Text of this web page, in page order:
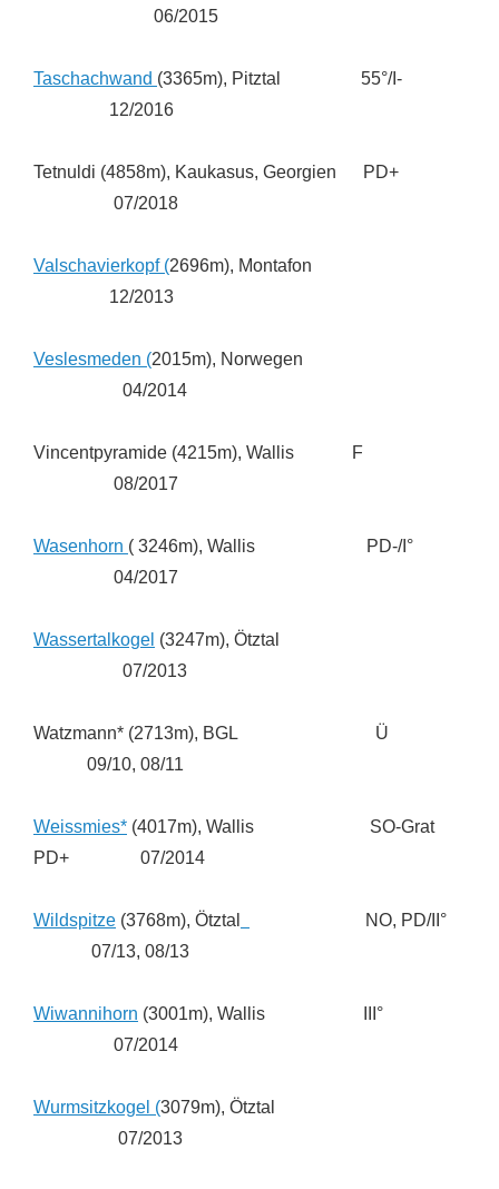
06/2015
Taschachwand (3365m), Pitztal 55°/I-
12/2016
Tetnuldi (4858m), Kaukasus, Georgien PD+
07/2018
Valschavierkopf (2696m), Montafon
12/2013
Veslesmeden (2015m), Norwegen
04/2014
Vincentpyramide (4215m), Wallis F
08/2017
Wasenhorn ( 3246m), Wallis PD-/I°
04/2017
Wassertalkogel (3247m), Ötztal
07/2013
Watzmann* (2713m), BGL Ü
09/10, 08/11
Weissmies* (4017m), Wallis SO-Grat
PD+ 07/2014
Wildspitze (3768m), Ötztal
NO, PD/II°
07/13, 08/13
Wiwannihorn (3001m), Wallis III°
07/2014
Wurmsitzkogel (3079m), Ötztal
07/2013